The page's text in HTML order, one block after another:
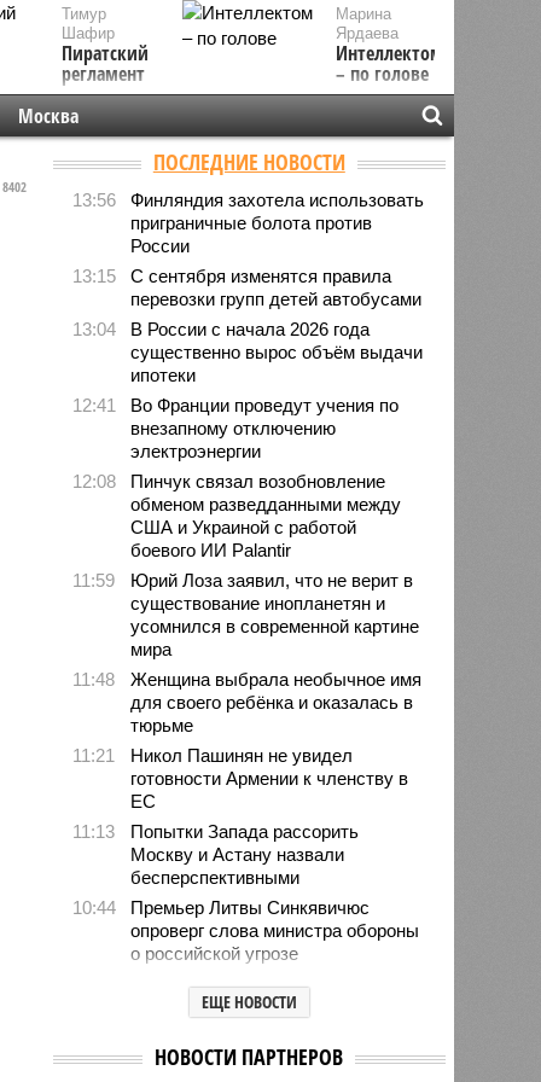
Марина
Ярдаева
Интеллектом
– по голове
Тимур
Шафир
Пиратский
регламент
Москва
8402
ПОСЛЕДНИЕ НОВОСТИ
13:56
Финляндия захотела использовать
приграничные болота против
России
13:15
С сентября изменятся правила
перевозки групп детей автобусами
13:04
В России с начала 2026 года
существенно вырос объём выдачи
ипотеки
12:41
Во Франции проведут учения по
внезапному отключению
электроэнергии
12:08
Пинчук связал возобновление
обменом разведданными между
США и Украиной с работой
боевого ИИ Palantir
11:59
Юрий Лоза заявил, что не верит в
существование инопланетян и
усомнился в современной картине
мира
11:48
Женщина выбрала необычное имя
для своего ребёнка и оказалась в
тюрьме
11:21
Никол Пашинян не увидел
готовности Армении к членству в
ЕС
11:13
Попытки Запада рассорить
Москву и Астану назвали
бесперспективными
10:44
Премьер Литвы Синкявичюс
опроверг слова министра обороны
о российской угрозе
Украинскому кандидату в конгресс
США запретили приходить на
10:33
Аргентина и Мексика поддержали
ЕЩЕ НОВОСТИ
НОВОСТИ ПАРТНЕРОВ